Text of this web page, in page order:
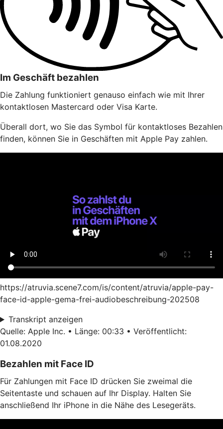
Im Geschäft bezahlen
Die Zahlung funktioniert genauso einfach wie mit Ihrer
kontaktlosen Mastercard oder Visa Karte.
Überall dort, wo Sie das Symbol für kontaktloses Bezahlen
finden, können Sie in Geschäften mit Apple Pay zahlen.
https://atruvia.scene7.com/is/content/atruvia/apple-pay-
face-id-apple-gema-frei-audiobeschreibung-202508
Transkript anzeigen
Quelle: Apple Inc. • Länge: 00:33 • Veröffentlicht:
01.08.2020
Bezahlen mit Face ID
Für Zahlungen mit Face ID drücken Sie zweimal die
Seitentaste und schauen auf Ihr Display. Halten Sie
anschließend Ihr iPhone in die Nähe des Lesegeräts.